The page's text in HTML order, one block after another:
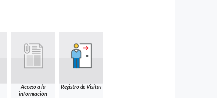
Acceso a la
información
Registro de Visitas